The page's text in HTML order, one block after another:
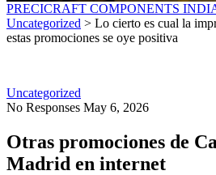
PRECICRAFT COMPONENTS
Uncategorized > Lo cierto es cual la
estas promociones se oye positiva
Uncategorized
No Responses May 6, 2026
Otras promociones de
Madrid en internet